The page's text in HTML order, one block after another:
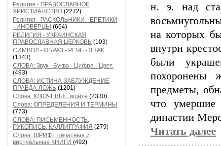
Религия - ПРАВОСЛАВНОЕ
ХРИСТИАНСТВО (2272)
Религия - РАСКОЛЬНИКИ - ЕРЕТИКИ
- ИНОВЕРЦЫ (664)
РЕЛИГИЯ - УКРАИНСКАЯ
ПРАВОСЛАВНАЯ ЦЕРКОВЬ (103)
СИМВОЛ - ОБРАЗ - РЕЧЬ - ЗНАК
(1343)
СЛОВА: Звук - Буква - Цифра - Цвет.
(493)
СЛОВА: ИСТИНА-ЗАБЛУЖДЕНИЕ,
ПРАВДА-ЛОЖЬ (1201)
Слова: КЛЮЧЕВЫЕ ищите (2330)
Слова: ОПРЕДЕЛЕНИЯ И ТЕРМИНЫ
(773)
СЛОВА: ПИСЬМЕННОСТЬ,
РУКОПИСЬ, КАЛЛИГРАФИЯ (279)
Слова: ШРИФТ, печатные и
виртуальные КНИГИ (492)
н. э. над
на которых
внутри
были
похоронены
предметы,
что умершие
династии
Читать далее